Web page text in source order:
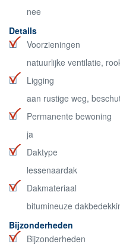
nee
Details
Voorzieningen
natuurlijke ventilatie,
Ligging
aan rustige weg,
Permanente bewoning
ja
Daktype
lessenaardak
Dakmateriaal
bitumineuze
Bijzonderheden
Bijzonderheden